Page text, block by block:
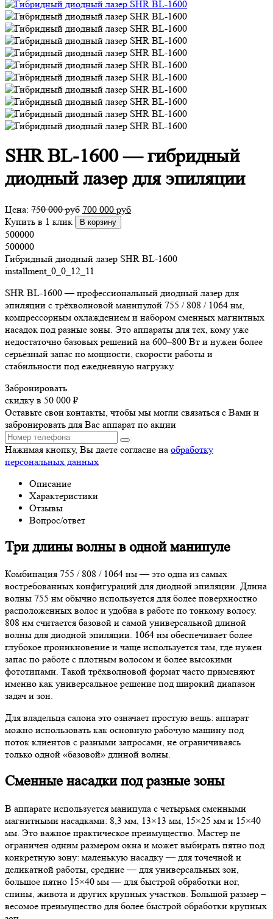
SHR BL-1600 — гибридный
диодный лазер для эпиляции
Цена: 750 000руб 700 000 руб
Купить в 1 клик
В корзину
500000
500000
Гибридный диодный лазер SHR BL-1600
installment_0_0_12_11
SHR BL-1600 — профессиональный диодный лазер для
эпиляции с трёхволновой манипулой 755 / 808 / 1064 нм,
компрессорным охлаждением и набором сменных магнитных
насадок под разные зоны. Это аппараты для тех, кому уже
недостаточно базовых решений на 600–800 Вт и нужен более
серьёзный запас по мощности, скорости работы и
стабильности под ежедневную нагрузку.
Забронировать
скидку в 50 000 ₽
Оставьте свои контакты, чтобы мы могли связаться с Вами и
забронировать для Вас аппарат по акции
Нажимая кнопку, Вы даете согласие на обработку
персональных данных
Описание
Характеристики
Отзывы
Вопрос/ответ
Три длины волны в одной манипуле
Комбинация 755 / 808 / 1064 нм — это одна из самых
востребованных конфигураций для диодной эпиляции. Длина
волны 755 нм обычно используется для более поверхностно
расположенных волос и удобна в работе по тонкому волосу.
808 нм считается базовой и самой универсальной длиной
волны для диодной эпиляции. 1064 нм обеспечивает более
глубокое проникновение и чаще используется там, где нужен
запас по работе с плотным волосом и более высокими
фототипами. Такой трёхволновой формат часто применяют
именно как универсальное решение под широкий диапазон
задач и зон.
Для владельца салона это означает простую вещь: аппарат
можно использовать как основную рабочую машину под
поток клиентов с разными запросами, не ограничиваясь
только одной «базовой» длиной волны.
Сменные насадки под разные зоны
В аппарате используется манипула с четырьмя сменными
магнитными насадками: 8,3 мм, 13×13 мм, 15×25 мм и 15×40
мм. Это важное практическое преимущество. Мастер не
ограничен одним размером окна и может выбирать пятно под
конкретную зону: маленькую насадку — для точечной и
деликатной работы, средние — для универсальных зон,
большое пятно 15×40 мм — для быстрой обработки ног,
спины, живота и других крупных участков. Большой размер –
весомое преимущество для более быстрой обработки крупных